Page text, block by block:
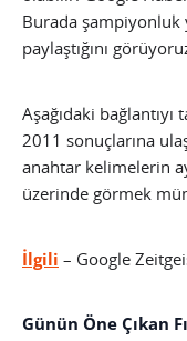
Burada şampiyonluk
paylaştığını
Aşağıdaki
2011 sonuçlarına
anahtar kelimelerin
üzerinde görmek
İlgili – Google
Günün Öne Çıkan